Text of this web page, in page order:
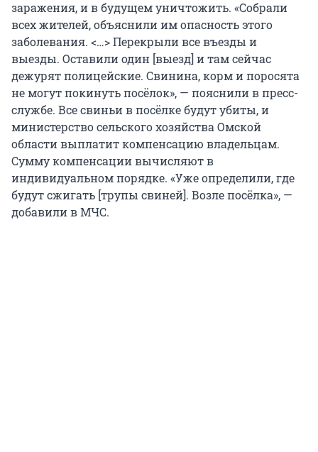
заражения, и в будущем уничтожить. «Собрали
всех жителей, объяснили им опасность этого
заболевания. <…> Перекрыли все въезды и
выезды. Оставили один [выезд] и там сейчас
дежурят полицейские. Свинина, корм и поросята
не могут покинуть посёлок», — пояснили в пресс-
службе. Все свиньи в посёлке будут убиты, и
министерство сельского хозяйства Омской
области выплатит компенсацию владельцам.
Сумму компенсации вычисляют в
индивидуальном порядке. «Уже определили, где
будут сжигать [трупы свиней]. Возле посёлка», —
добавили в МЧС.